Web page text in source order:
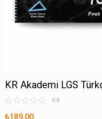
KR Akademi LGS
0.0
₺189,00